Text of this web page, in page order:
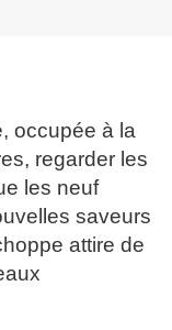
occupée à la
regarder les
les neuf
saveurs
attire de